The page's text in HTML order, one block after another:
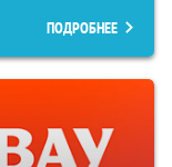
ПОДРОБНЕЕ